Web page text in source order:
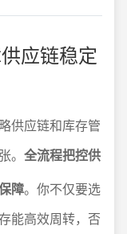
应链稳定
供应链和库存管
。 全流程把控供
障。你不仅要选
能高效周转，否